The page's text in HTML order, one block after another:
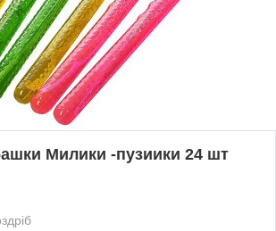
Милики -пузиики 24 шт